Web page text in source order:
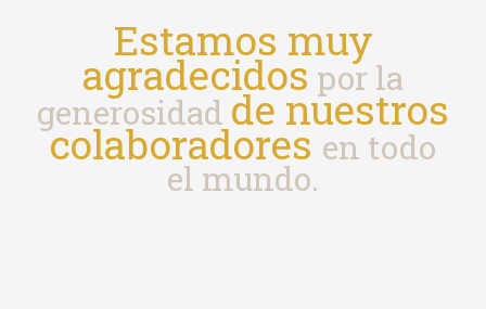
Estamos muy
agradecidos por la
generosidad de nuestros
colaboradores en todo
el mundo.